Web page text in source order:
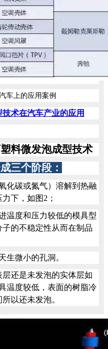
车上的应用案例
术在汽车产业的应用
料微发泡成型技术
三个阶段：
化碳或氮气）溶解到热融
下，如图2；
温度和压力较低的模具型
的不稳定性从而在制品
生微小的孔洞。
还是未发泡的实体层如
温度较低，表面的树脂冷
以还未发泡。